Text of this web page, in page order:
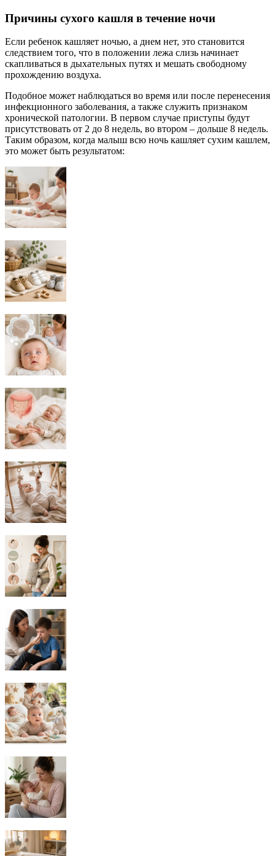
Причины сухого кашля в течение ночи
Если ребенок кашляет ночью, а днем нет, это становится
следствием того, что в положении лежа слизь начинает
скапливаться в дыхательных путях и мешать свободному
прохождению воздуха.
Подобное может наблюдаться во время или после перенесения
инфекционного заболевания, а также служить признаком
хронической патологии. В первом случае приступы будут
присутствовать от 2 до 8 недель, во втором – дольше 8 недель.
Таким образом, когда малыш всю ночь кашляет сухим кашлем,
это может быть результатом: